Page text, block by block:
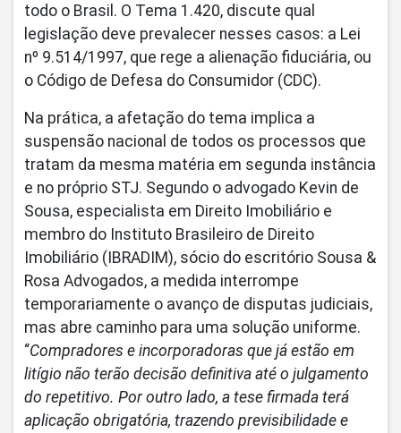
todo o Brasil. O Tema 1.420, discute qual
legislação deve prevalecer nesses casos: a Lei
nº 9.514/1997, que rege a alienação fiduciária, ou
o Código de Defesa do Consumidor (CDC).
Na prática, a afetação do tema implica a
suspensão nacional de todos os processos que
tratam da mesma matéria em segunda instância
e no próprio STJ. Segundo o advogado Kevin de
Sousa, especialista em Direito Imobiliário e
membro do Instituto Brasileiro de Direito
Imobiliário (IBRADIM), sócio do escritório Sousa &
Rosa Advogados, a medida interrompe
temporariamente o avanço de disputas judiciais,
mas abre caminho para uma solução uniforme.
“Compradores e incorporadoras que já estão em
litígio não terão decisão definitiva até o julgamento
do repetitivo. Por outro lado, a tese firmada terá
aplicação obrigatória, trazendo previsibilidade e